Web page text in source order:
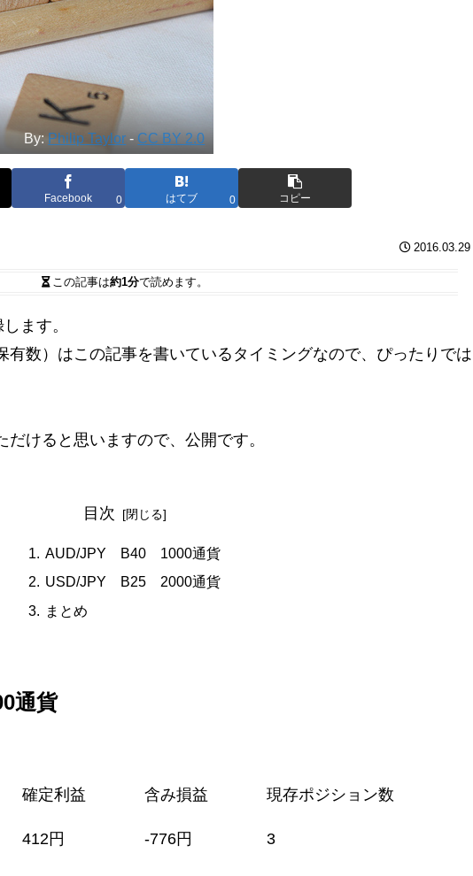
By: Philip Taylor - CC BY 2.0
Facebook 0 はてブ 0 コピー
2016.03.29
この記事は約1分で読めます。
ます。
有数）はこの記事を書いているタイミングなので、ぴったりでは
けると思いますので、公開です。
目次
AUD/JPY B40 1000通貨
USD/JPY B25 2000通貨
まとめ
通貨
確定利益 含み損益 現存ポジション数
412円 -776円 3